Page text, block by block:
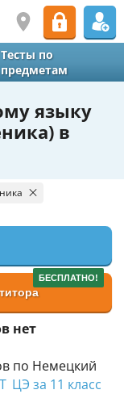
Тесты по
предметам
языку
в
по Немецкий
ЦЭ за 11 класс
БЕСПЛАТНО!
нет